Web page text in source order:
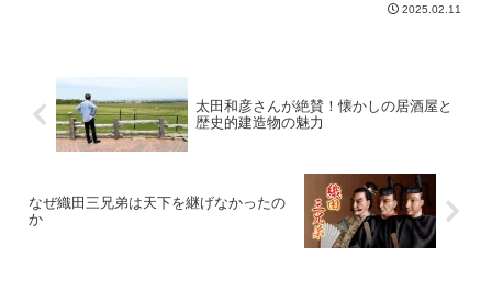
2025.02.11
太田和彦さんが絶賛！懐かしの居酒屋と
歴史的建造物の魅力
なぜ織田三兄弟は天下を継げなかったの
か